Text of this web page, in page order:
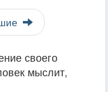
своего
мыслит,